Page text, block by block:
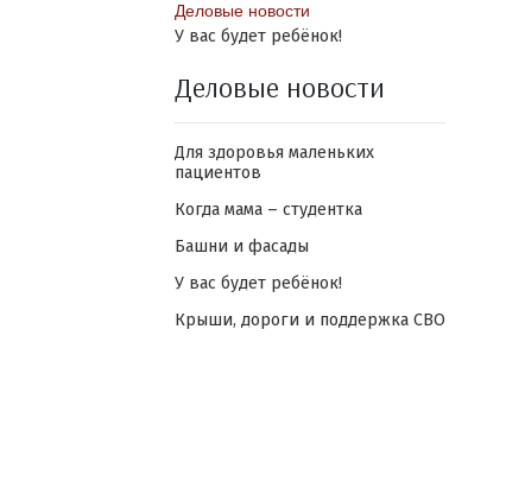
Деловые новости
У вас будет ребёнок!
Деловые новости
Для здоровья маленьких
пациентов
Когда мама – студентка
Башни и фасады
У вас будет ребёнок!
Крыши, дороги и поддержка СВО